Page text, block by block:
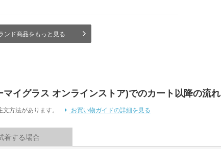
ンド商品をもっと見る
イグラス オンラインストア)でのカート以降の流れ
方法があります。 お買い物ガイドの詳細を見る
着する場合